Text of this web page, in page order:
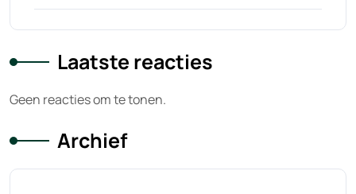
Laatste reacties
Geen reacties om te tonen.
Archief